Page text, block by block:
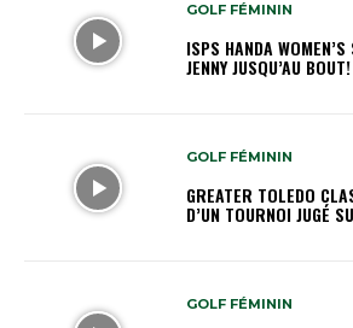
GOLF FÉMININ
ISPS HANDA
JENNY JUSQU’AU BOUT!
GOLF FÉMININ
GREATER TOLEDO
D’UN TOURNOI JUGÉ
GOLF FÉMININ